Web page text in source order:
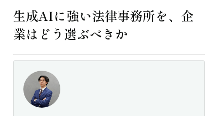
生成AIに強い法律事務所を、企
業はどう選ぶべきか